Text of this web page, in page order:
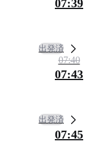
07:39
出発済
07:40
07:43
出発済
07:45